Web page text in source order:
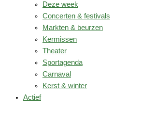
Deze week
Concerten & festivals
Markten & beurzen
Kermissen
Theater
Sportagenda
Carnaval
Kerst & winter
Actief